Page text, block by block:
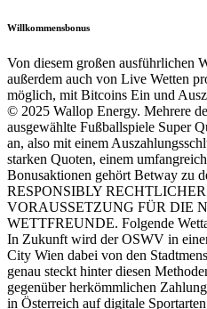
Willkommensbonus
Von diesem großen ausführlichen
außerdem auch von Live Wetten
möglich, mit Bitcoins Ein und
© 2025 Wallop Energy. Mehrere
ausgewählte Fußballspiele Super
an, also mit einem
starken Quoten, einem
Bonusaktionen gehört Betway zu
RESPONSIBLY
VORAUSSETZUNG FÜR DIE
WETTFREUNDE. Folgende
In Zukunft wird der OSWV in
City Wien dabei von den
genau steckt hinter diesen
gegenüber herkömmlichen
in Österreich auf digitale